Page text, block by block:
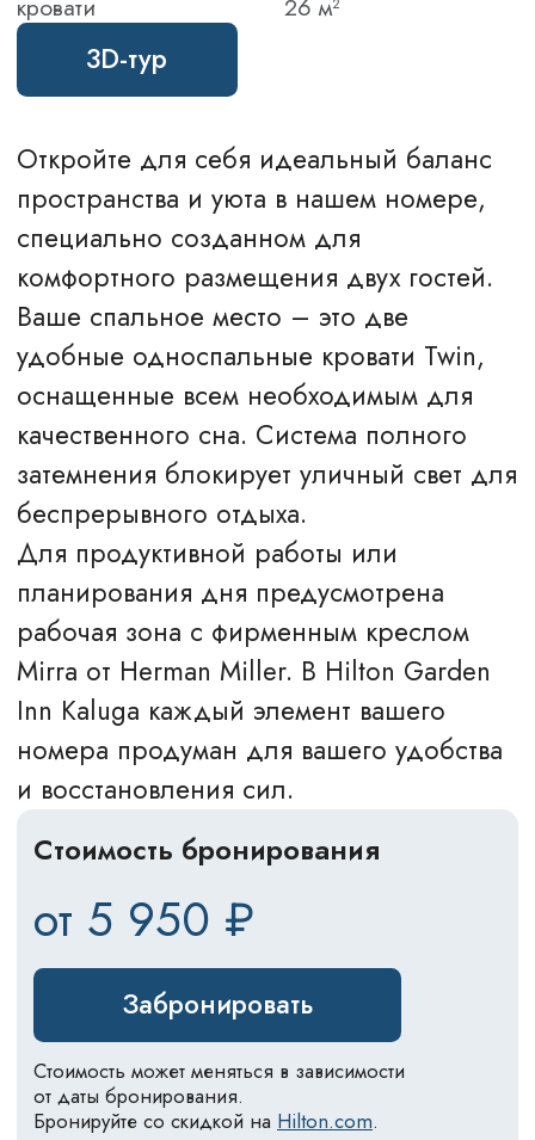
рабочая зона с фирменным креслом
Mirra от Herman Miller. В Hilton Garden
Inn Kaluga каждый элемент вашего
номера продуман для вашего удобства
от 5 950 ₽
Забронировать
Стоимость может меняться в зависимости
от даты бронирования.
Бронируйте со скидкой наHilton.com.
Стоимость бронирования
УДОБСТВА В НОМЕРЕ
Питьевая вода
Фен
Чайные принадлежности
Утюг, гладильная доска
Холодильник
Wi-Fi
Сейф
Телевизор
Набор для бритья
Ватный набор
подушки
Губка для обуви
Шапочка для душа
Принадлежности для детей
(халат, горшок, подставка,
ПО ЗАПРОСУ